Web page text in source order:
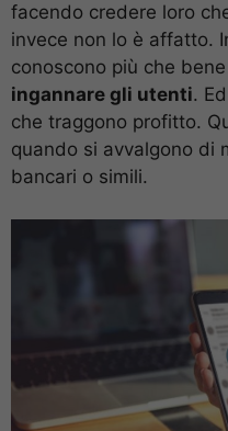
facendo credere loro
invece non lo è affatto.
conoscono più che
ingannare gli utenti.
che traggono profitto.
quando si avvalgono di
bancari o simili.